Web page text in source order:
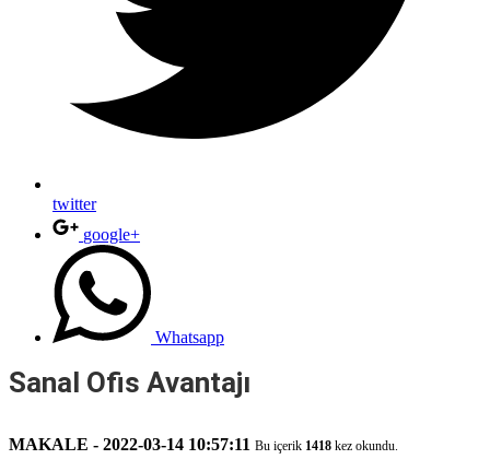
twitter
google+
Whatsapp
Sanal Ofis Avantajı
MAKALE - 2022-03-14 10:57:11 Bu içerik 1418 kez okundu.